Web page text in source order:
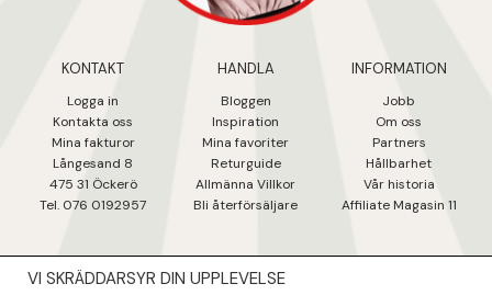
KONTAKT
Logga in
Kontakta oss
Mina fakturor
Långesand 8
475 31 Öckerö
Tel. 076 0192957
HANDLA
Bloggen
Inspiration
Mina favoriter
Returguide
Allmänna Villkor
Bli återförsäljare
INFORMATION
Jobb
Om oss
Partners
Hållbarhet
Vår historia
Affiliate Magasin 11
NYHETSBREV
VI SKRÄDDARSYR DIN UPPLEVELSE